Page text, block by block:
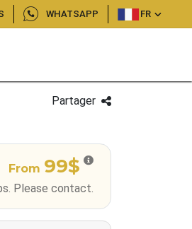
WHATSAPP FR
Partager
From 99$
Please contact.